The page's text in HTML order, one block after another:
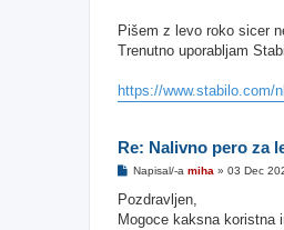
o
Pišem z levo roko sicer
Trenutno uporabljam
https://www.stabilo.com/
Re: Nalivno pero za
O
g
v
Napisal/-a miha » 03 Dec
Pozdravljen,
Mogoce kaksna koristna